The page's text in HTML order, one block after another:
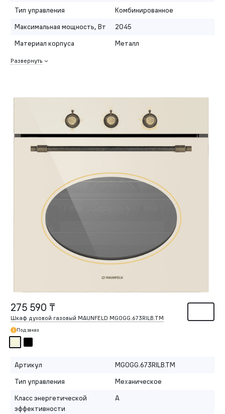
Тип управления
Комбинированное
Максимальная мощность, Вт
2045
Материал корпуса
Металл
Развернуть
275 590 ₸
Шкаф духовой газовый MAUNFELD MGOGG.673RILB.TM
Под заказ
Артикул
MGOGG.673RILB.TM
Тип управления
Механическое
Класс энергетической
эффективности
A